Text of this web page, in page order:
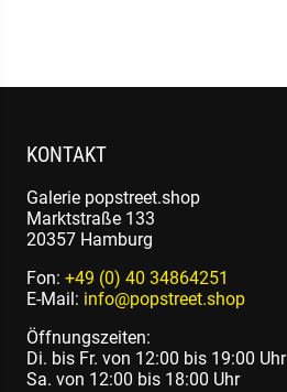
KONTAKT
Galerie popstreet.shop
Marktstraße 133
20357 Hamburg
Fon: +49 (0) 40 34864251
E-Mail: info@popstreet.shop
Öffnungszeiten:
Di. bis Fr. von 12:00 bis 19:00 Uhr
Sa. von 12:00 bis 18:00 Uhr